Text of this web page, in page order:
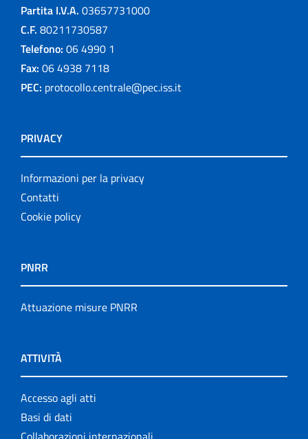
Partita I.V.A. 03657731000
C.F. 80211730587
Telefono: 06 4990 1
Fax: 06 4938 7118
PEC: protocollo.centrale@pec.iss.it
PRIVACY
Informazioni per la privacy
Contatti
Cookie policy
PNRR
Attuazione misure PNRR
ATTIVITÀ
Accesso agli atti
Basi di dati